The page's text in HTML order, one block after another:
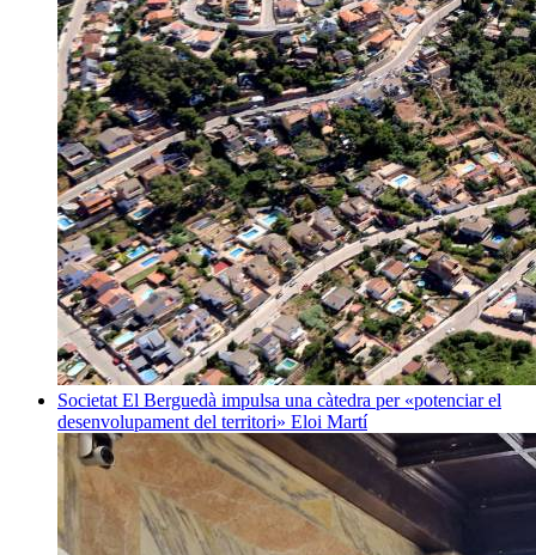
Societat El Berguedà impulsa una càtedra per «potenciar el
desenvolupament del territori» Eloi Martí